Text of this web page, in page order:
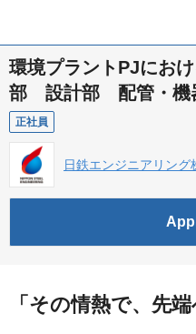
環境プラントPJにお
部 設計部 配管・機
正社員
日鉄エンジニアリン
「その情熱で、先端